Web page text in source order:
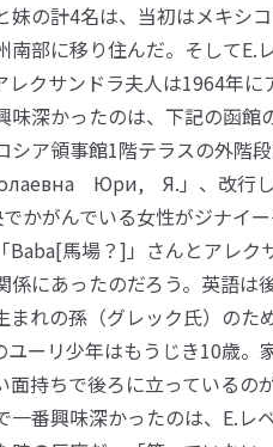
の計4名は、当初はメキシ
部に移り住んだ。そしてE.
クサンドラ夫人は1964年に
深かったのは、下記の函館
ア領事館1階テラスの外階
Юри, Я.」、改行し
かがんでいる女性がジナイ
馬場？]」さんとアレク
にあったのだろう。英語は
れの孫（グレック氏）のた
ーリ少年はもうじき10歳。
持ちで後ろに立っているの
番興味深かったのは、E.レ